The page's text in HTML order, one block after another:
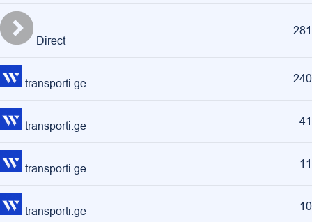
Direct
281
transporti.ge 240
transporti.ge 41
transporti.ge 11
transporti.ge 10